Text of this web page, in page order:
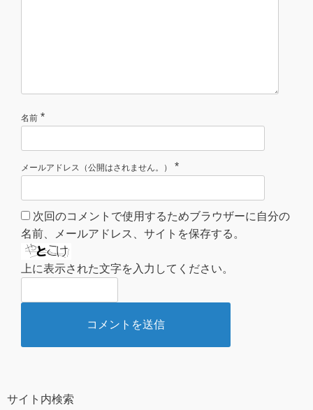
名前 *
メールアドレス（公開はされません。） *
次回のコメントで使用するためブラウザーに自分の
名前、メールアドレス、サイトを保存する。
上に表示された文字を入力してください。
サイト内検索